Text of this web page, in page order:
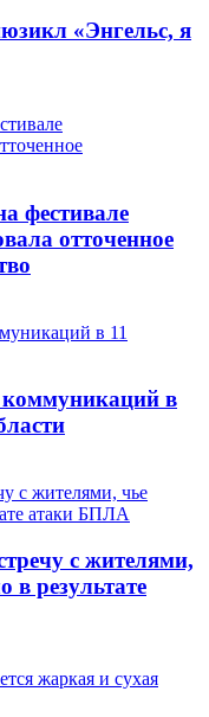
«Энгельс, я
фестивале
отточенное
в
с жителями,
в результате